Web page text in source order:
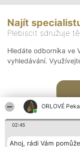
ORLOVÉ
02:45
Ahoj, rádi Vám
Najít
Plebiscit sdružuje
Hledáte odborníka ve
vyhledávání.